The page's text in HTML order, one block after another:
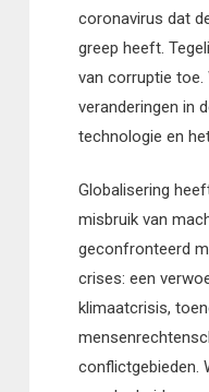
coronavirus dat
greep heeft.
van corruptie toe.
veranderingen in
technologie en
Globalisering
misbruik van
geconfronteerd
crises: een
klimaatcrisis,
conflictgebieden.